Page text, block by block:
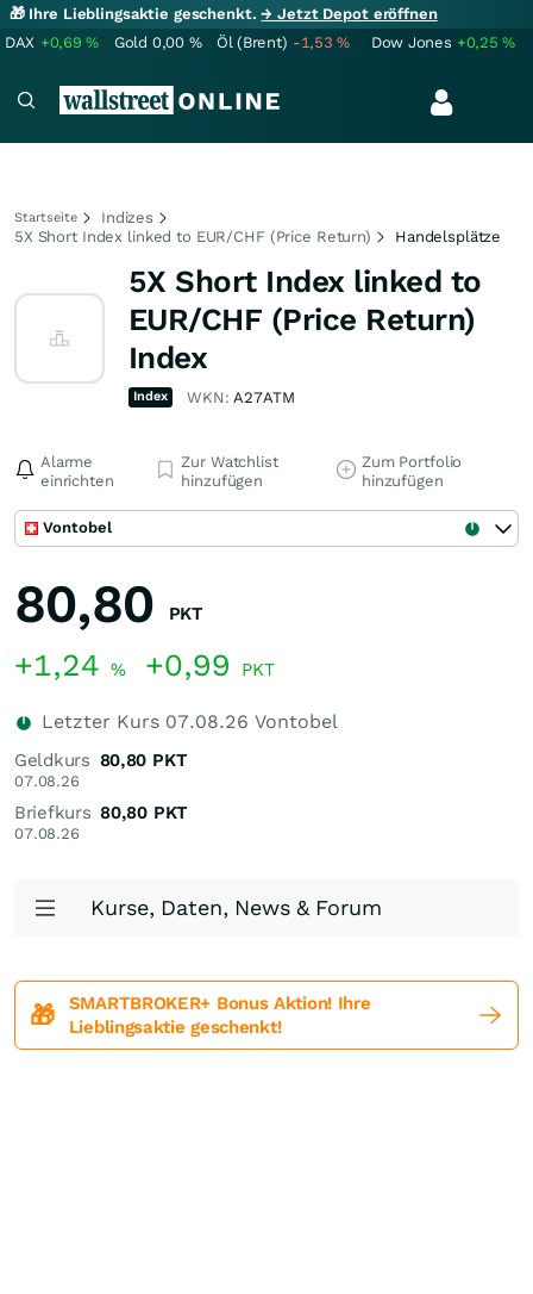
🎁 Ihre Lieblingsaktie geschenkt.→ Jetzt Depot eröffnen
DAX +0,69% Gold 0,00 % Öl (Brent) -1,53% Dow Jones +0,25%
Startseite
Indizes
5X Short Index linked to EUR/CHF (Price Return)
Handelsplätze
5X Short Index linked to
EUR/CHF (Price Return)
Index
Index WKN:A27ATM
Alarme
einrichten
Zur Watchlist
hinzufügen
Zum Portfolio
hinzufügen
Vontobel
80,80 PKT
+1,24 % +0,99 PKT
Letzter Kurs 07.08.26 Vontobel
Geldkurs
07.08.26
80,80 PKT
Briefkurs
07.08.26
80,80 PKT
Kurse, Daten, News & Forum
🎁
SMARTBROKER+ Bonus Aktion! Ihre
Lieblingsaktie geschenkt!